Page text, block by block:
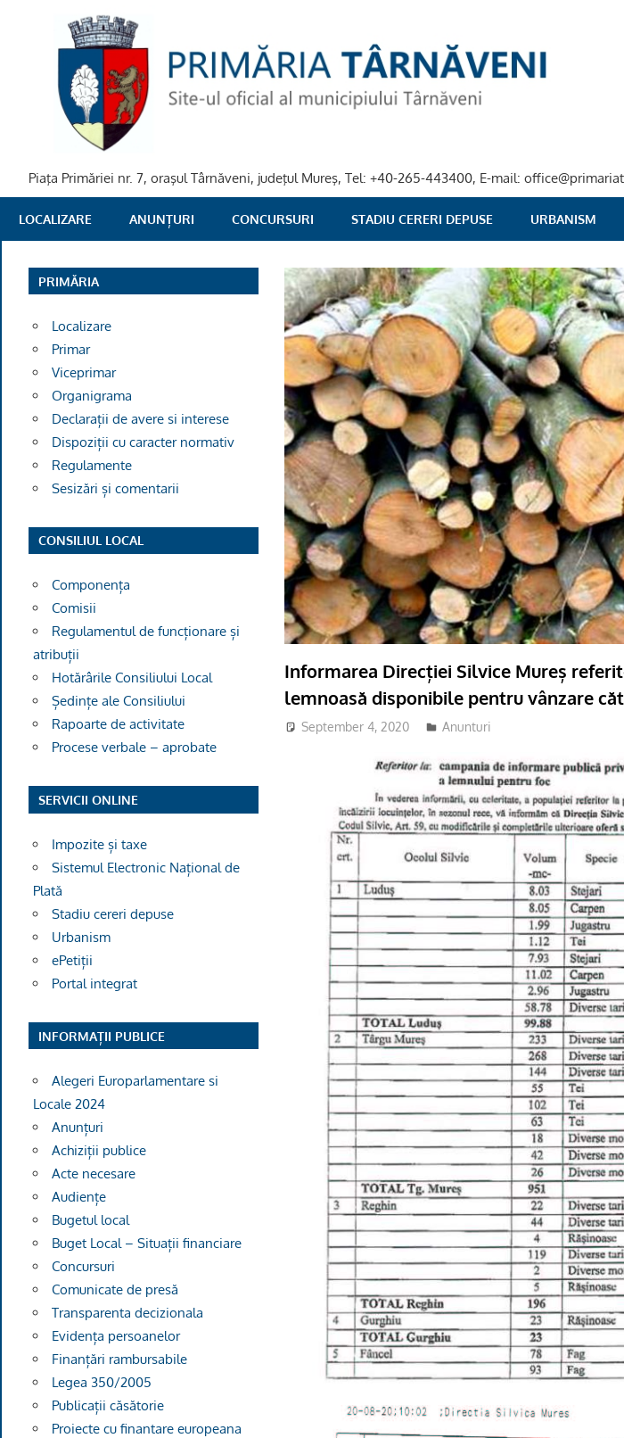
PRIMARIA
TARNAVENI
Piaţa Primăriei nr. 7, oraşul Târnăveni, judeţul Mureş, Tel: +40-265-443400, E-mail:
LOCALIZARE ANUNȚURI CONCURSURI STADIU CERERI DEPUSE URBANISM
Informarea Direcției Silvice Mureș
lemnoasă disponibile pentru vânzare
September 4, 2020 adm-mmm
Anunturi
PRIMĂRIA
Localizare
Primar
Viceprimar
Organigrama
Declarații de avere si interese
Dispoziții cu caracter normativ
Regulamente
Sesizări și comentarii
CONSILIUL LOCAL
Componența
Comisii
Regulamentul de funcționare și
atribuții
Hotărârile Consiliului Local
Ședințe ale Consiliului
Rapoarte de activitate
Procese verbale – aprobate
SERVICII ONLINE
Impozite și taxe
Sistemul Electronic Național de
Plată
Stadiu cereri depuse
Urbanism
ePetiții
Portal integrat
INFORMAȚII PUBLICE
Alegeri Europarlamentare si
Locale 2024
Anunțuri
Achiziții publice
Acte necesare
Audiențe
Bugetul local
Buget Local – Situații financiare
Concursuri
Comunicate de presă
Transparenta decizionala
Evidența persoanelor
Finanțări rambursabile
Legea 350/2005
Publicații căsătorie
Proiecte cu finantare europeana